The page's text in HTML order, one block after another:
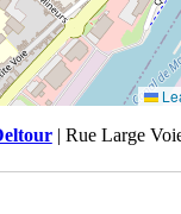
| Rue Large